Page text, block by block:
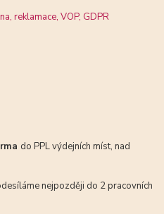
reklamace, VOP, GDPR
do PPL výdejních míst, nad
nejpozději do 2 pracovních